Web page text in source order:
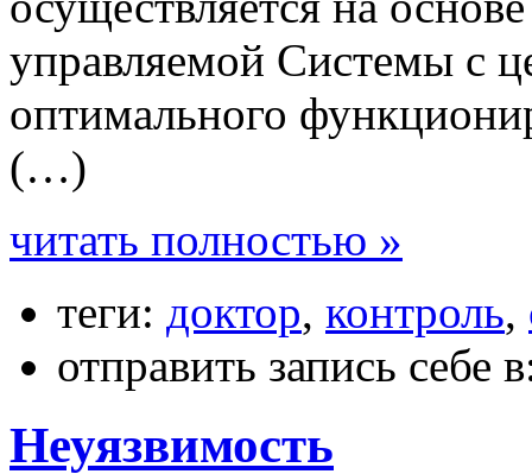
управляемой Системы с
оптимального
(…)
читать полностью »
теги: доктор, контроль,
отправить запись себе
Неуязвимость